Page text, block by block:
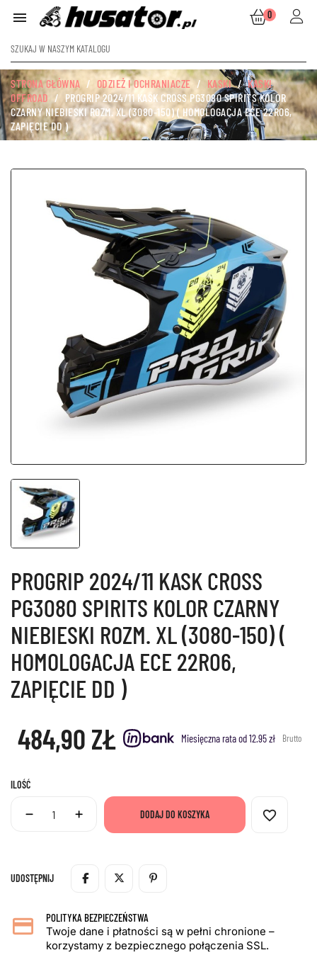
 0
STRONA GŁÓWNA ODZIEŻ I OCHRANIACZE KASKI
KASKI
OFFROAD
PROGRIP 2024/11 KASK CROSS PG3080 SPIRITS KOLOR
CZARNY NIEBIESKI ROZM. XL (3080-150) ( HOMOLOGACJA ECE 22R06,
ZAPIĘCIE DD )
PROGRIP 2024/11 KASK CROSS
PG3080 SPIRITS KOLOR CZARNY
NIEBIESKI ROZM. XL (3080-150) (
HOMOLOGACJA ECE 22R06,
ZAPIĘCIE DD )
484,90 ZŁ Miesięczna rata od 12.95 zł Brutto
ILOŚĆ
DODAJ DO KOSZYKA favorite_border
UDOSTĘPNIJ
POLITYKA BEZPIECZEŃSTWA
Twoje dane i płatności są w pełni chronione –
korzystamy z bezpiecznego połączenia SSL.